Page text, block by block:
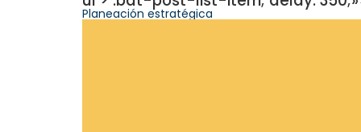
Planeación estratégica